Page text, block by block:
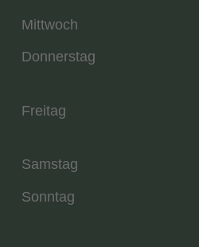
Mittwoch
Donnerstag
Freitag
Samstag
Sonntag